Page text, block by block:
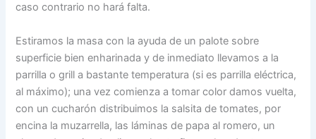
caso contrario no hará falta.
Estiramos la masa con la ayuda de un palote sobre
superficie bien enharinada y de inmediato llevamos a la
parrilla o grill a bastante temperatura (si es parrilla eléctrica,
al máximo); una vez comienza a tomar color damos vuelta,
con un cucharón distribuimos la salsita de tomates, por
encina la muzarrella, las láminas de papa al romero, un